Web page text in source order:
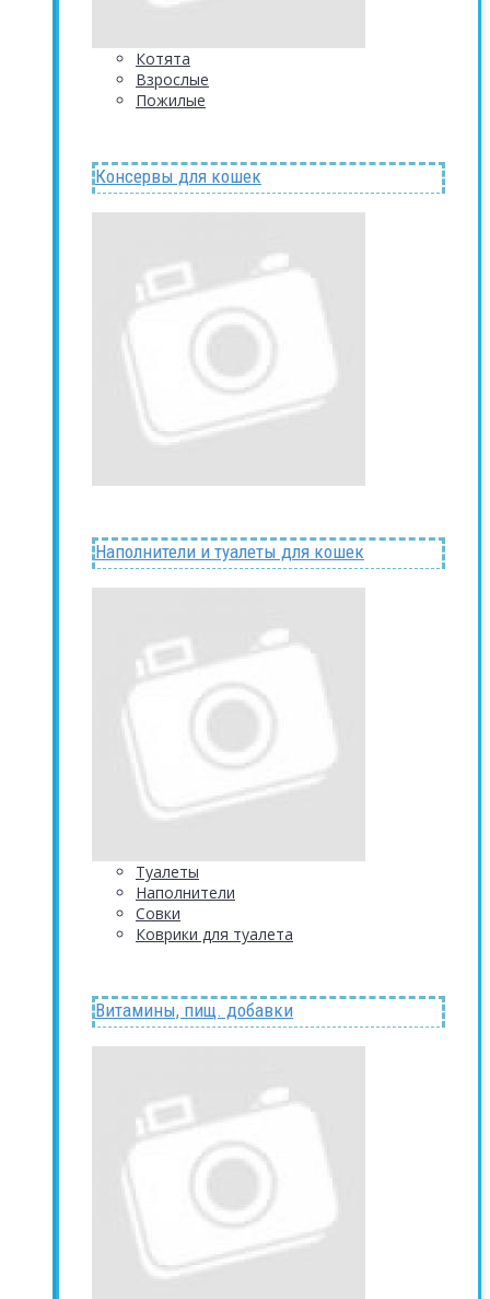
Котята
Взрослые
Пожилые
Консервы для кошек
Наполнители и туалеты для кошек
Туалеты
Наполнители
Совки
Коврики для туалета
Витамины, пищ. добавки